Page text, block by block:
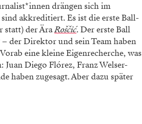
drängen sich im
sind akkreditiert. Es ist die erste Ball-
statt) der ÄraRoščić. Der erste Ball
der Direktor und sein Team haben
eine kleine Eigenrecherche, was
Diego Flórez, Franz Welser-
haben zugesagt. Aber dazu später